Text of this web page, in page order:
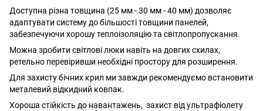
Доступна різна товщина (25 мм - 30 мм - 40 мм) дозволяє
адаптувати систему до більшості товщини панелей,
забезпечуючи хорошу теплоізоляцію та світлопропускання.
Можна зробити світлові люки навіть на довгих схилах,
ретельно перевіривши необхідні простору для розширення.
Для захисту бічних крил ми завжди рекомендуємо встановити
металевий відкидний ковпак.
Хороша стійкість до навантажень, захист від ультрафіолету